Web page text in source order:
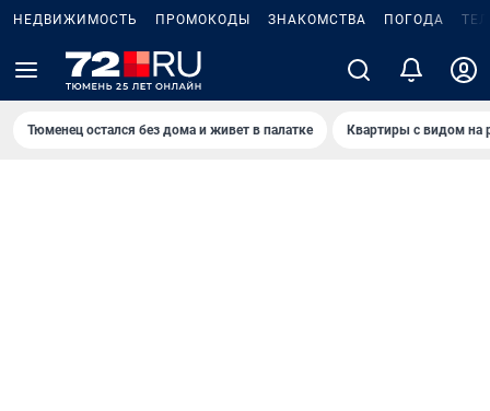
НЕДВИЖИМОСТЬ ПРОМОКОДЫ ЗНАКОМСТВА ПОГОДА
Тюменец остался без дома и живет в палатке Квартиры с видом на